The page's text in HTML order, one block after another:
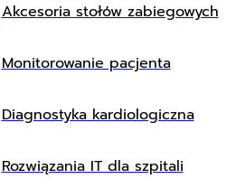
Akcesoria stołów zabiegowych
Monitorowanie pacjenta
Diagnostyka kardiologiczna
Rozwiązania IT dla szpitali